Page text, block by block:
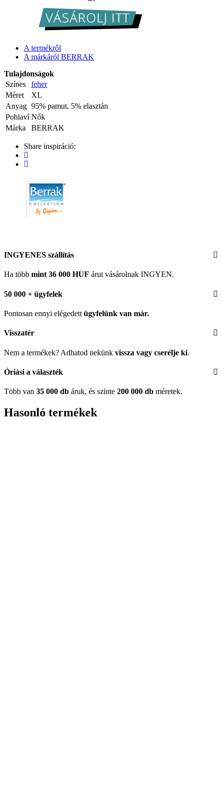
A termékről
A márkáról BERRAK
Tulajdonságok
Színes
feher
Méret
XL
Anyag 95% pamut, 5% elasztán
Pohlaví Nők
Márka
BERRAK
Share inspiráció:
INGYENES szállítás
Ha több mint 36 000 HUF árut vásárolnak INGYEN.
50 000 + ügyfelek
Pontosan ennyi elégedett ügyfelünk van már.
Visszatér
Nem a termékek? Adhatod nekünk vissza vagy cserélje ki.
Óriási a választék
Több van 35 000 db áruk, és szinte 200 000 db méretek.
Hasonló termékek